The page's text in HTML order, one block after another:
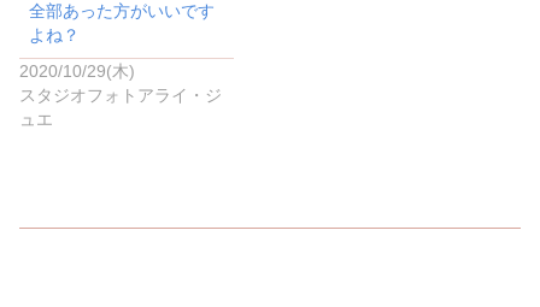
全部あった方がいいです
よね？
2020/10/29(木)
スタジオフォトアライ・ジ
ュエ